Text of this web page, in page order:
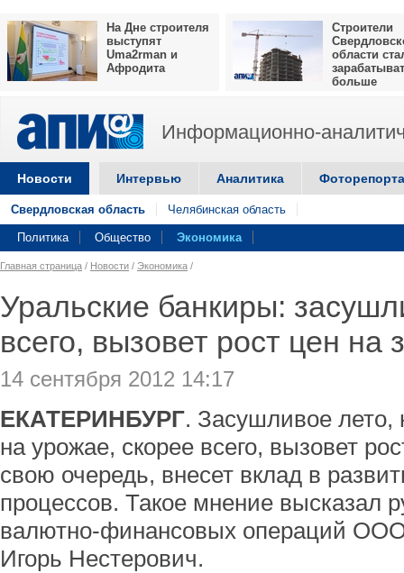
На Дне строителя
выступят
Uma2rman и
Афродита
Строители
области
больше
Информационно-
Новости Интервью Аналитика
Свердловская область Челябинская область
Политика Общество Экономика
Главная страница / Новости / Экономика /
Уральские банкиры:
всего, вызовет рост цен на
14 сентября 2012 14:17
ЕКАТЕРИНБУРГ. Засушливое лето,
на урожае, скорее всего, вызовет
свою очередь, внесет вклад в
процессов. Такое мнение высказал
валютно-финансовых операций
Игорь Нестерович.